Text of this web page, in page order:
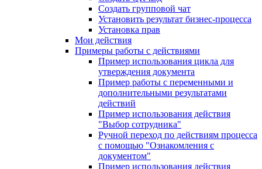
Создать групповой чат
Установить результат бизнес-процесса
Установка прав
Мои действия
Примеры работы с действиями
Пример использования цикла для
утверждения документа
Пример работы с переменными и
дополнительными результатами
действий
Пример использования действия
"Выбор сотрудника"
Ручной переход по действиям процесса
с помощью "Ознакомления с
документом"
Пример использования действия